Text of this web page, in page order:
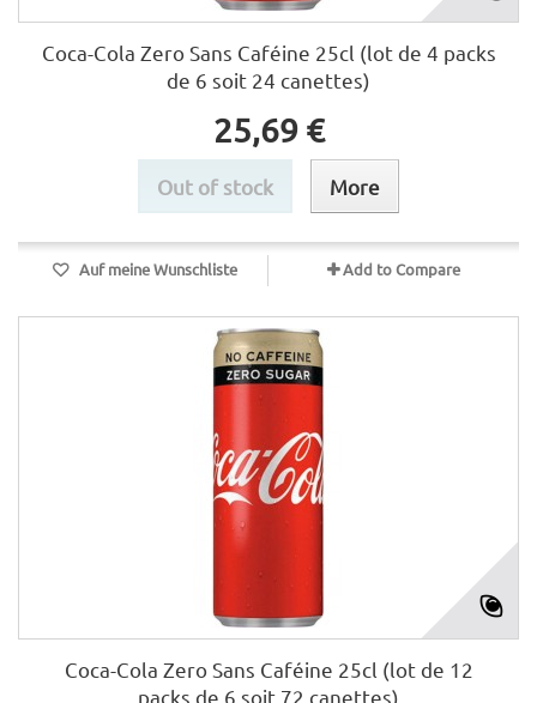
Coca-Cola Zero Sans Caféine 25cl (lot de 4 packs
de 6 soit 24 canettes)
25,69 €
Out of stock More
Auf meine Wunschliste Add to Compare
Coca-Cola Zero Sans Caféine 25cl (lot de 12
packs de 6 soit 72 canettes)